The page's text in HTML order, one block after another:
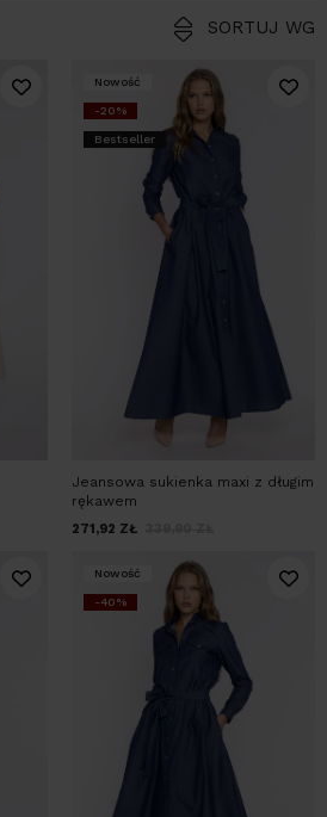
SORTUJ WG
Nowość
-20%
Bestseller
Jeansowa sukienka maxi z długim
rękawem
271,92 ZŁ
Nowość
-40%